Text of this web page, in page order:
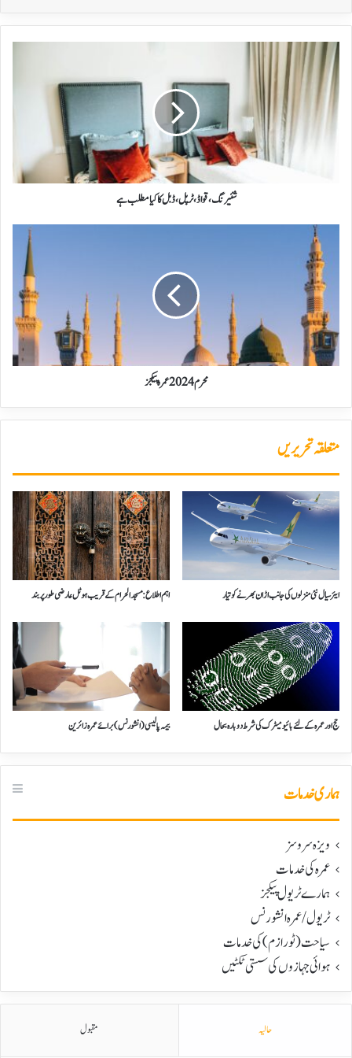
شئیرنگ،
قواڈ،
ٹرپل،
ڈبل
کا
مطلب
شئیرنگ، قواڈ، ٹرپل، ڈبل کا کیا مطلب ہے
محرم
2024
عمرہ
پیکجز
محرم 2024 عمرہ پیکجز
متعلقہ تحریریں
ایئر سیال نئی منزلوں کی جانب اڑان بھرنے کو تیار اہم اطلاع: مسجد الحرام کے قریب ہوٹل عارضی طور پر بند
حج اور عمرہ کے لئے بائیومیٹرک کی شرط دوبارہ بحال بیمہ پالیسی(انشورنس) برائے عمرہ زائرین
ہماری خدمات
ویزہ سروسز
عمرہ کی خدمات
ہمارے ٹریول پیکجز
ٹریول/عمرہ انشورنس
سیاحت(ٹورازم) کی خدمات
ہوائی جہازوں کی سستی ٹکٹیں
حالیہ مقبول